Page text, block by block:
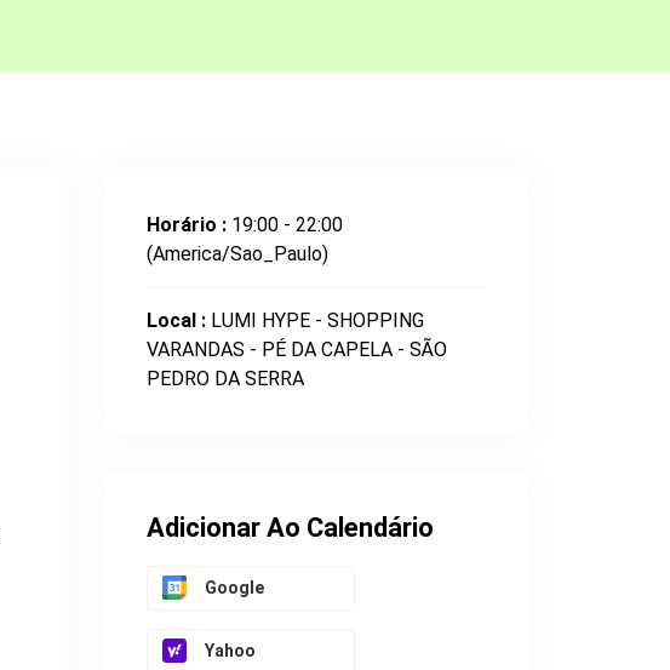
Horário : 19:00 - 22:00
(America/Sao_Paulo)
Local : LUMI HYPE - SHOPPING
VARANDAS - PÉ DA CAPELA - SÃO
PEDRO DA SERRA
Adicionar Ao Calendário
Google
Yahoo